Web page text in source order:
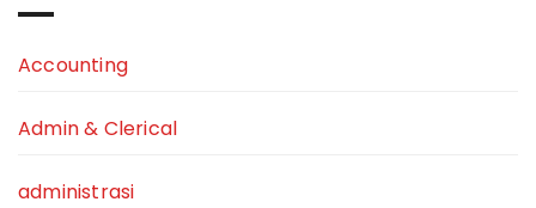
Accounting
Admin & Clerical
administrasi